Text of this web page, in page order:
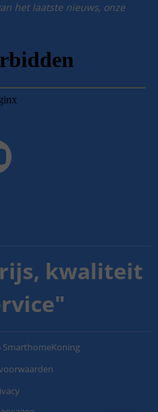
het laatste nieuws, onze
kwaliteit
"
SmarthomeKoning